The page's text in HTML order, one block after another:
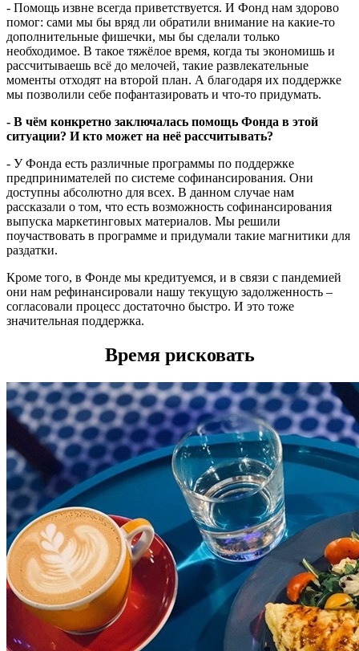
- Помощь извне всегда приветствуется. И Фонд нам здорово
помог: сами мы бы вряд ли обратили внимание на какие-то
дополнительные фишечки, мы бы сделали только
необходимое. В такое тяжёлое время, когда ты экономишь и
рассчитываешь всё до мелочей, такие развлекательные
моменты отходят на второй план. А благодаря их поддержке
мы позволили себе пофантазировать и что-то придумать.
- В чём конкретно заключалась помощь Фонда в этой
ситуации? И кто может на неё рассчитывать?
- У Фонда есть различные программы по поддержке
предпринимателей по системе софинансирования. Они
доступны абсолютно для всех. В данном случае нам
рассказали о том, что есть возможность софинансирования
выпуска маркетинговых материалов. Мы решили
поучаствовать в программе и придумали такие магнитики для
раздатки.
Кроме того, в Фонде мы кредитуемся, и в связи с пандемией
они нам рефинансировали нашу текущую задолженность –
согласовали процесс достаточно быстро. И это тоже
значительная поддержка.
Время рисковать